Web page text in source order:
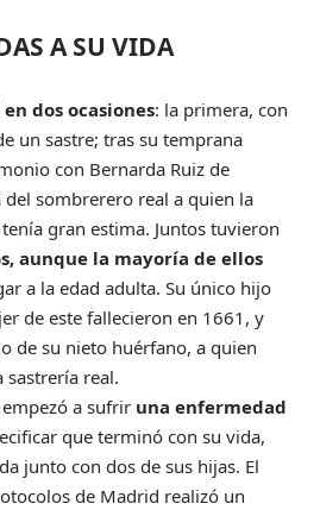
A SU VIDA
en dos ocasiones: la primera, con
un sastre; tras su temprana
con Bernarda Ruiz de
del sombrerero real a quien la
gran estima. Juntos tuvieron
aunque la mayoría de ellos
a la edad adulta. Su único hijo
de este fallecieron en 1661, y
de su nieto huérfano, a quien
real.
a sufrir una enfermedad
que terminó con su vida,
junto con dos de sus hijas. El
de Madrid realizó un